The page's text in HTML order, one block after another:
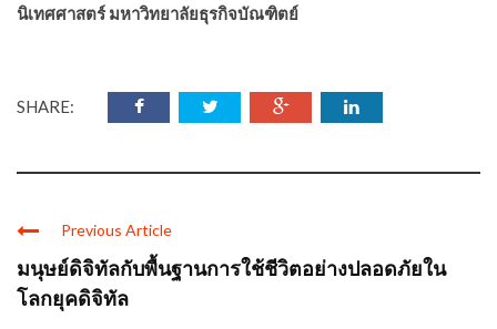
นิเทศศาสตร์ มหาวิทยาลัยธุรกิจบัณฑิตย์
SHARE:
Previous Article
มนุษย์ดิจิทัลกับพื้นฐานการใช้ชีวิตอย่างปลอดภัยใน
โลกยุคดิจิทัล